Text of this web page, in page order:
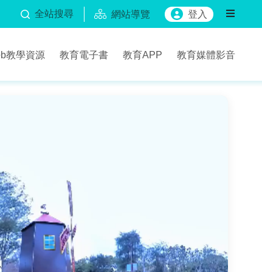
全站搜尋 網站導覽 登入
教學資源 教育電子書 教育APP 教育媒體影音